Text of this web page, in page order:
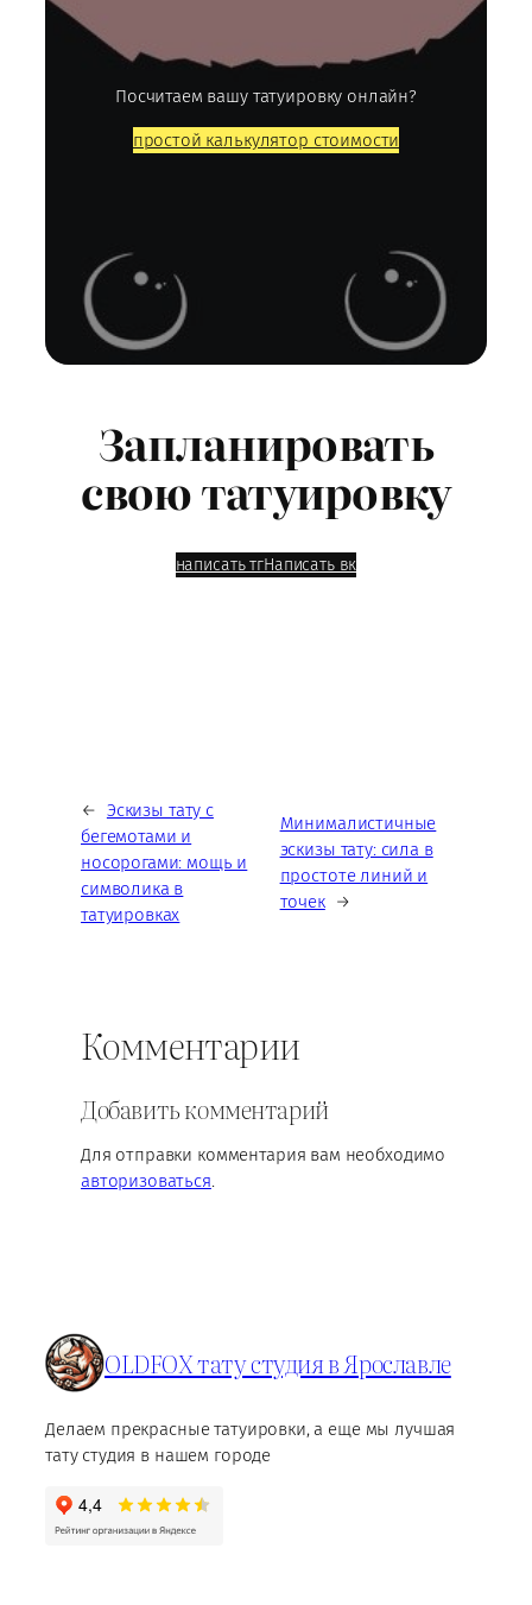
Посчитаем вашу татуировку онлайн?
простой калькулятор стоимости
Запланировать
свою татуировку
написать тгНаписать вк
← Эскизы тату с
бегемотами и
носорогами: мощь и
символика в
татуировках
Минималистичные
эскизы тату: сила в
простоте линий и
точек →
Комментарии
Добавить комментарий
Для отправки комментария вам необходимо
авторизоваться.
OLDFOX тату студия в Ярославле
Делаем прекрасные татуировки, а еще мы лучшая
тату студия в нашем городе